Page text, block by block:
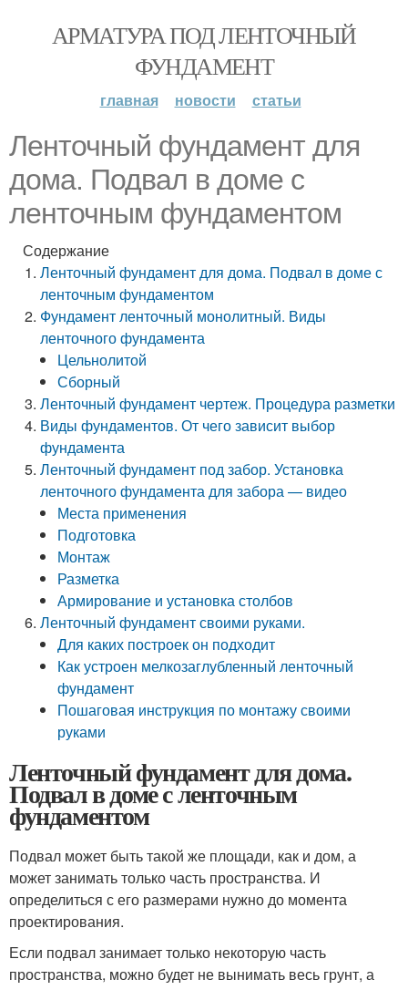
АРМАТУРА ПОД ЛЕНТОЧНЫЙ
ФУНДАМЕНТ
главная новости статьи
Ленточный фундамент для
дома. Подвал в доме с
ленточным фундаментом
Содержание
Ленточный фундамент для дома. Подвал в доме с
ленточным фундаментом
Фундамент ленточный монолитный. Виды
ленточного фундамента
Цельнолитой
Сборный
Ленточный фундамент чертеж. Процедура разметки
Виды фундаментов. От чего зависит выбор
фундамента
Ленточный фундамент под забор. Установка
ленточного фундамента для забора — видео
Места применения
Подготовка
Монтаж
Разметка
Армирование и установка столбов
Ленточный фундамент своими руками.
Для каких построек он подходит
Как устроен мелкозаглубленный ленточный
фундамент
Пошаговая инструкция по монтажу своими
руками
Ленточный фундамент для дома.
Подвал в доме с ленточным
фундаментом
Подвал может быть такой же площади, как и дом, а
может занимать только часть пространства. И
определиться с его размерами нужно до момента
проектирования.
Если подвал занимает только некоторую часть
пространства, можно будет не вынимать весь грунт, а